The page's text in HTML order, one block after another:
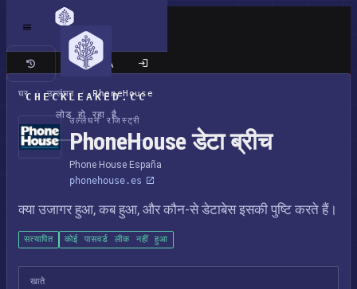
CHECKLEAKED.CC
लोड हो रहा है
क्लासिक साइट
घर / उल्लंघन / PhoneHouse
उल्लंघन रजिस्ट्री
PhoneHouse डेटा ब्रीच
Phone House España
phonehouse.es
क्या उजागर हुआ, कब हुआ, और कौन-से डेटाबेस इसकी पुष्टि करते हैं।
सत्यापित कोई पासवर्ड लीक नहीं हुआ
खाते